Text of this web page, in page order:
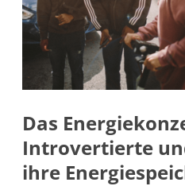
Das
Introvertierte
ihre